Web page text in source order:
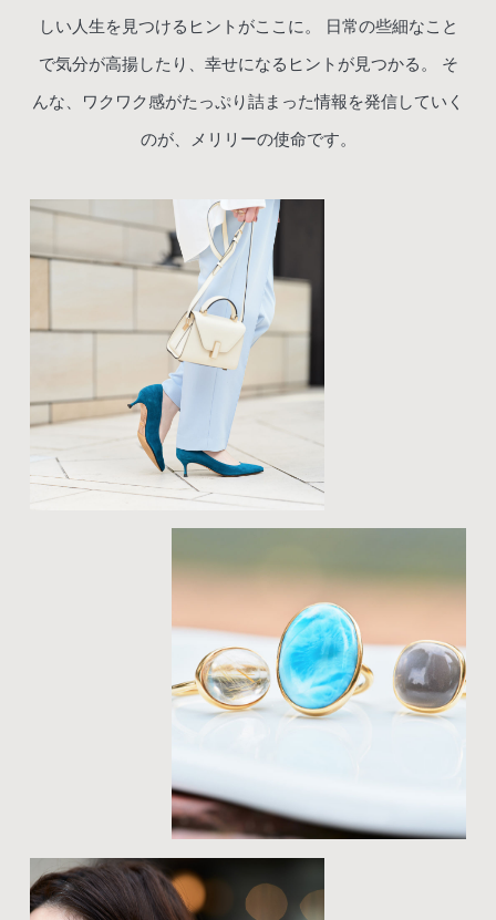
しい人生を見つけるヒントがここに。
日常の些細なこと
で気分が高揚したり、幸せになるヒントが見つかる。
そ
んな、ワクワク感がたっぷり詰まった情報を発信していく
のが、メリリーの使命です。